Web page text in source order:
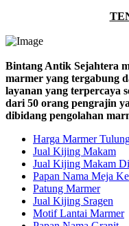
Bintang Antik Sejahtera
marmer yang tergabung
layanan yang terpercaya
dari 50 orang pengrajin
dibidang pengolahan
Harga Marmer
Jual Kijing Makam
Jual Kijing Makam
Papan Nama Meja
Patung Marmer
Jual Kijing Sragen
Motif Lantai Marmer